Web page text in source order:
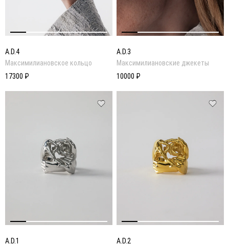
A.D.4
Максимилиановское кольцо
17300 ₽
A.D.3
Максимилиановские джекеты
10000 ₽
A.D.1
A.D.2